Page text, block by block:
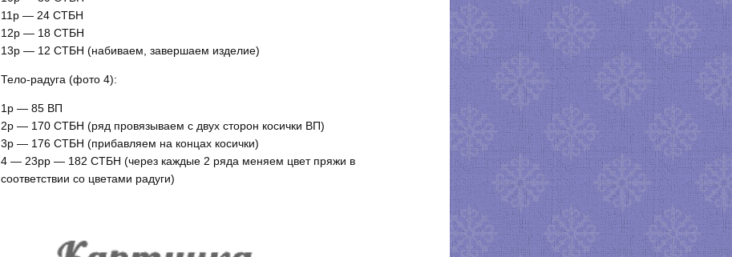
11р — 24 СТБН
12р — 18 СТБН
13р — 12 СТБН (набиваем, завершаем изделие)
Тело-радуга (фото 4):
1р — 85 ВП
2р — 170 СТБН (ряд провязываем с двух сторон косички ВП)
3р — 176 СТБН (прибавляем на концах косички)
4 — 23рр — 182 СТБН (через каждые 2 ряда меняем цвет пряжи в
соответствии со цветами радуги)